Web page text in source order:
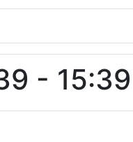
- 15:39